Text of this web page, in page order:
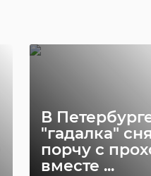
В
"гадалка"
порчу с
вместе ...